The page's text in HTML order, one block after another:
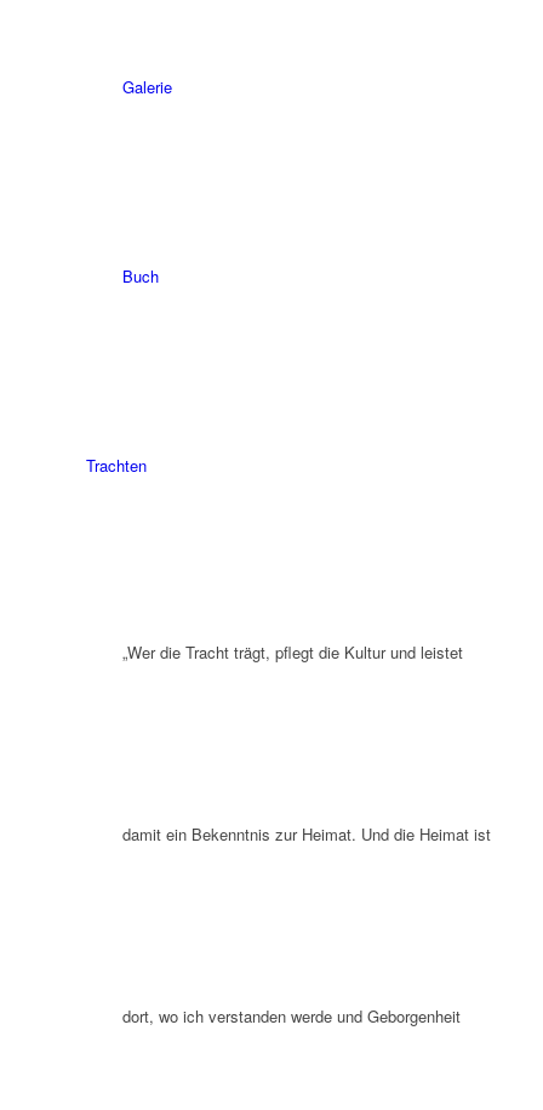
Galerie
Buch
Trachten
„Wer die Tracht trägt, pflegt die Kultur und leistet
damit ein Bekenntnis zur Heimat. Und die Heimat ist
dort, wo ich verstanden werde und Geborgenheit